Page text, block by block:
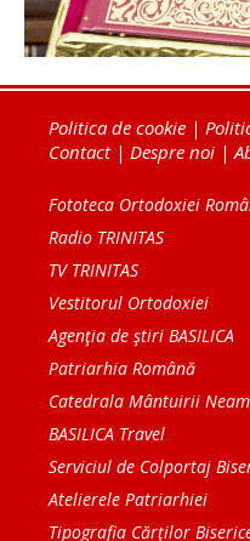
Politica de cookie |
Contact| Despre noi |
Fototeca Ortodoxiei
Radio TRINITAS
TV TRINITAS
Vestitorul Ortodoxiei
Agenţia de ştiri BASILICA
Patriarhia Română
Catedrala Mântuirii
BASILICA Travel
Serviciul de Colportaj
Atelierele Patriarhiei
Tipografia Cărţilor